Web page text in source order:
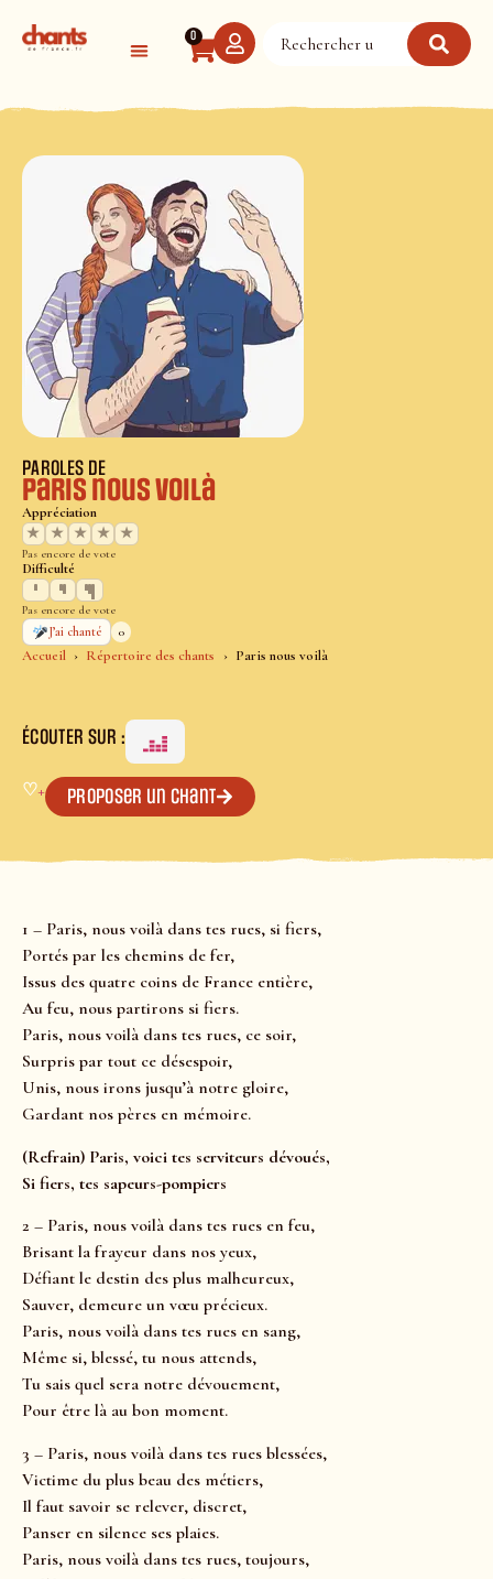
0
Accueil Répertoire des chants Paris nous voilà
PAROLES DE
Paris nous voilà
Appréciation
★
★ ★ ★ ★
Pas encore de vote
Difficulté
Pas encore de vote
J’ai chanté
0
ÉCOUTER SUR :
♡+ Proposer un chant
1 – Paris, nous voilà dans tes rues, si fiers,
Portés par les chemins de fer,
Issus des quatre coins de France entière,
Au feu, nous partirons si fiers.
Paris, nous voilà dans tes rues, ce soir,
Surpris par tout ce désespoir,
Unis, nous irons jusqu’à notre gloire,
Gardant nos pères en mémoire.
(Refrain) Paris, voici tes serviteurs dévoués,
Si fiers, tes sapeurs-pompiers
2 – Paris, nous voilà dans tes rues en feu,
Brisant la frayeur dans nos yeux,
Défiant le destin des plus malheureux,
Sauver, demeure un vœu précieux.
Paris, nous voilà dans tes rues en sang,
Même si, blessé, tu nous attends,
Tu sais quel sera notre dévouement,
Pour être là au bon moment.
3 – Paris, nous voilà dans tes rues blessées,
Victime du plus beau des métiers,
Il faut savoir se relever, discret,
Panser en silence ses plaies.
Paris, nous voilà dans tes rues, toujours,